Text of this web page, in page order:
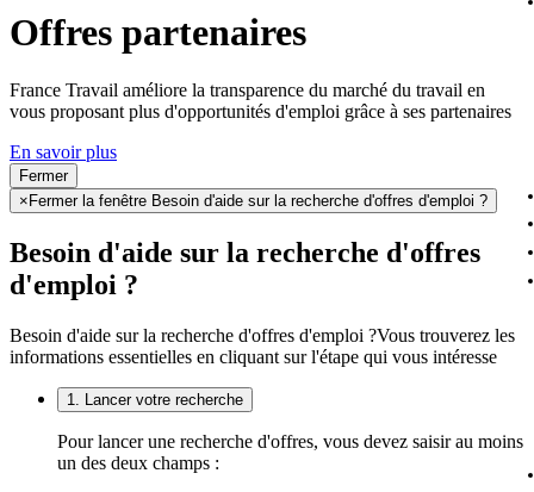
Offres partenaires
France Travail améliore la transparence du marché du travail en
vous proposant plus d'opportunités d'emploi grâce à ses partenaires
En savoir plus
Fermer
× Fermer la fenêtre Besoin d'aide sur la recherche d'offres d'emploi ?
Besoin d'aide sur la recherche d'offres
d'emploi ?
Besoin d'aide sur la recherche d'offres d'emploi ?Vous trouverez les
informations essentielles en cliquant sur l'étape qui vous intéresse
1. Lancer votre recherche
Pour lancer une recherche d'offres, vous devez saisir au moins
un des deux champs :